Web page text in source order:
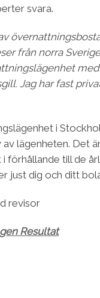
svara.
från norra
Jag har fast
i
lägenheten. Det
förhållande till de
just dig och ditt
revisor
Resultat